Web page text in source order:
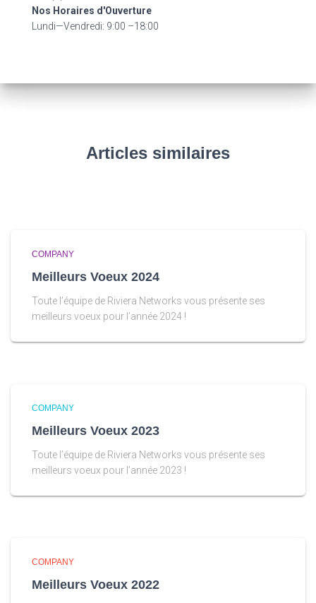
Nos Horaires d'Ouverture
Lundi—Vendredi: 9:00 –18:00
Articles similaires
COMPANY
Meilleurs Voeux 2024
Toute l’équipe de Riviera Networks vous présente ses
meilleurs voeux pour l’année 2024 !
COMPANY
Meilleurs Voeux 2023
Toute l’équipe de Riviera Networks vous présente ses
meilleurs voeux pour l’année 2023 !
COMPANY
Meilleurs Voeux 2022